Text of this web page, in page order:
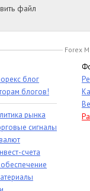
файл
Forex
блог
блогов!
рынка
сигналы
счета